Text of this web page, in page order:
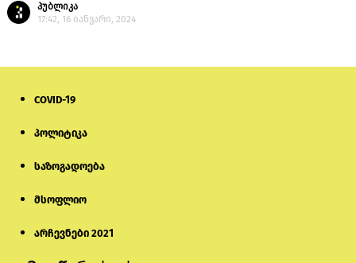
პუბლიკა
17:42, 16 იანვარი, 2024
COVID-19
პოლიტიკა
საზოგადოება
მსოფლიო
არჩევნები 2021